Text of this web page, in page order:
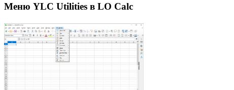
Меню YLC Utilities в LO Calc